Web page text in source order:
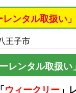
ンタル取扱い
レンタル取扱
ウィークリー 」